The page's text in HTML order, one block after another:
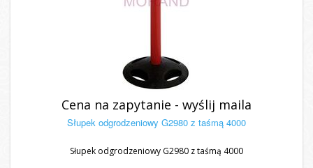
Cena na zapytanie - wyślij maila
Słupek odgrodzeniowy G2980 z taśmą 4000
Słupek odgrodzeniowy G2980 z taśmą 4000